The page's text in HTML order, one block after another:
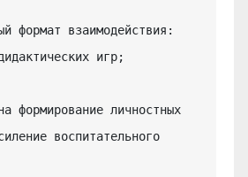
формат взаимодействия:
игр;
формирование личностных
воспитательного